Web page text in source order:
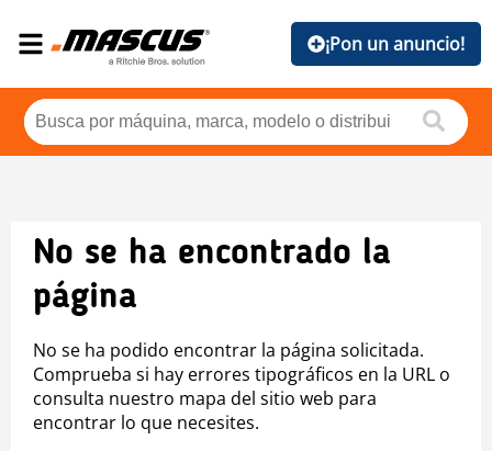
¡Pon un anuncio!
No se ha encontrado la
página
No se ha podido encontrar la página solicitada.
Comprueba si hay errores tipográficos en la URL o
consulta nuestro mapa del sitio web para
encontrar lo que necesites.